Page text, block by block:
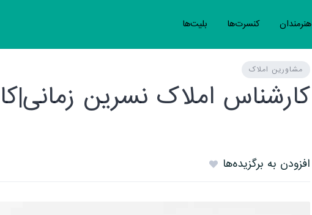
هنرمندان کنسرت‌ها بلیت‌ها
مشاورین املاک
کارشناس املاک نسرین
افزودن به برگزیده‌ها